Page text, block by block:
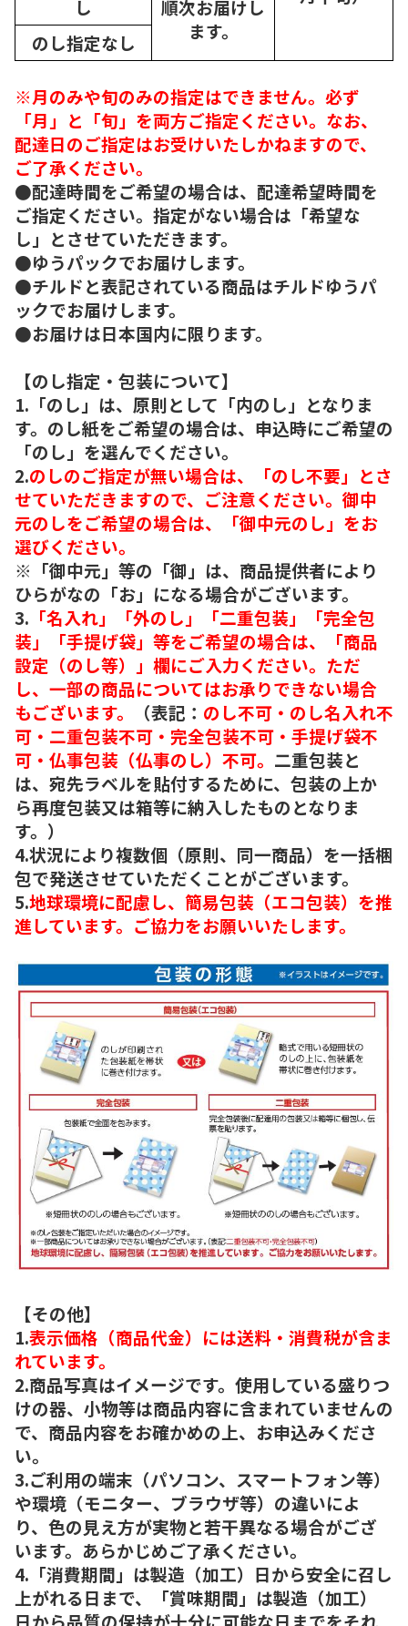
し
順次お届けし
ます。
のし指定なし
※月のみや旬のみの指定はできません。必ず
「月」と「旬」を両方ご指定ください。なお、
配達日のご指定はお受けいたしかねますので、
ご了承ください。
●配達時間をご希望の場合は、配達希望時間を
ご指定ください。指定がない場合は「希望な
し」とさせていただきます。
●ゆうパックでお届けします。
●チルドと表記されている商品はチルドゆうパ
ックでお届けします。
●お届けは日本国内に限ります。
【のし指定・包装について】
1.「のし」は、原則として「内のし」となりま
す。のし紙をご希望の場合は、申込時にご希望の
「のし」を選んでください。
2.のしのご指定が無い場合は、「のし不要」とさ
せていただきますので、ご注意ください。御中
元のしをご希望の場合は、「御中元のし」をお
選びください。
※「御中元」等の「御」は、商品提供者により
ひらがなの「お」になる場合がございます。
3. 「名入れ」「外のし」「二重包装」「完全包
装」「手提げ袋」等をご希望の場合は、「商品
設定（のし等）」欄にご入力ください。ただ
し、一部の商品についてはお承りできない場合
もございます。
（表記： のし不可・のし名入れ不
可・二重包装不可・完全包装不可・手提げ袋不
可・仏事包装（仏事のし）不可。 二重包装と
は、宛先ラベルを貼付するために、包装の上か
ら再度包装又は箱等に納入したものとなりま
す。）
4.状況により複数個（原則、同一商品）を一括梱
包で発送させていただくことがございます。
5.地球環境に配慮し、簡易包装（エコ包装）を推
進しています。ご協力をお願いいたします。
【その他】
1.表示価格（商品代金）には送料・消費税が含ま
れています。
2.商品写真はイメージです。使用している盛りつ
けの器、小物等は商品内容に含まれていませんの
で、商品内容をお確かめの上、お申込みくださ
い。
3.ご利用の端末（パソコン、スマートフォン等）
や環境（モニター、ブラウザ等）の違いによ
り、色の見え方が実物と若干異なる場合がござ
います。あらかじめご了承ください。
4.「消費期間」は製造（加工）日から安全に召し
上がれる日まで、「賞味期間」は製造（加工）